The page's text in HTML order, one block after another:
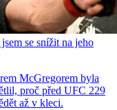
se snížit na jeho
McGregorem byla
proč před UFC 229
až v kleci.